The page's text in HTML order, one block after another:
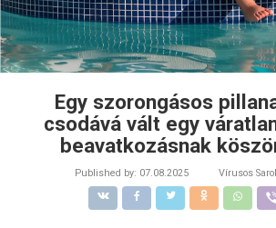
Egy szorongásos
csodává vált egy
beavatkozásnak
Published by: 07.08.2025 Vírusos